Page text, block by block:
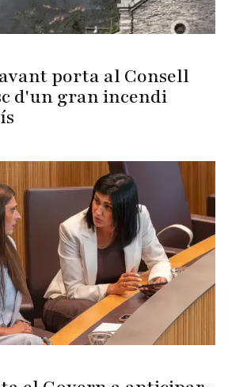
porta al Consell
d'un gran incendi